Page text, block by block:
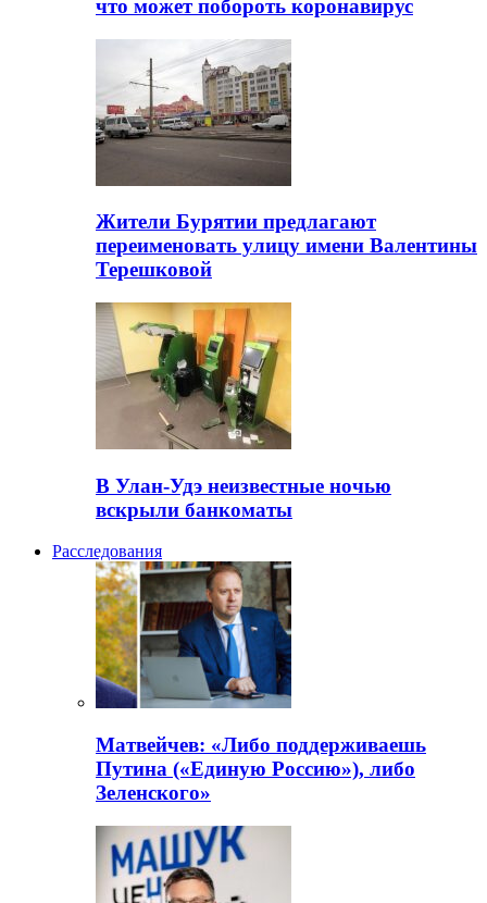
что может побороть коронавирус
Жители Бурятии предлагают
переименовать улицу имени Валентины
Терешковой
В Улан-Удэ неизвестные ночью
вскрыли банкоматы
Расследования
Матвейчев: «Либо поддерживаешь
Путина («Единую Россию»), либо
Зеленского»